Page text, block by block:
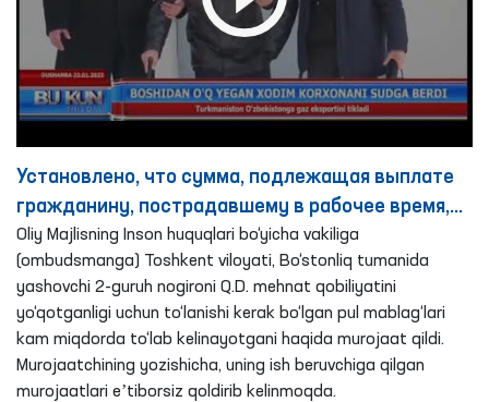
Установлено, что сумма, подлежащая выплате
гражданину, пострадавшему в рабочее время,
выплачивается в уменьшенном размере-
Омбудсман
Oliy Majlisning Inson huquqlari bo‘yicha vakiliga
(ombudsmanga) Toshkent viloyati, Bo‘stonliq tumanida
yashovchi 2-guruh nogironi Q.D. mehnat qobiliyatini
yo‘qotganligi uchun to‘lanishi kerak bo‘lgan pul mablag‘lari
kam miqdorda to‘lab kelinayotgani haqida murojaat qildi.
Murojaatchining yozishicha, uning ish beruvchiga qilgan
murojaatlari eʼtiborsiz qoldirib kelinmoqda.